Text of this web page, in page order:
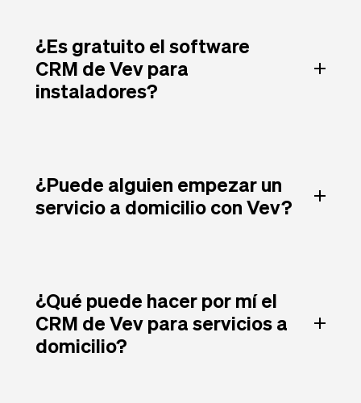
¿Es gratuito el software
CRM de Vev para
instaladores?
¿Puede alguien empezar un
servicio a domicilio con Vev?
¿Qué puede hacer por mí el
CRM de Vev para servicios a
domicilio?